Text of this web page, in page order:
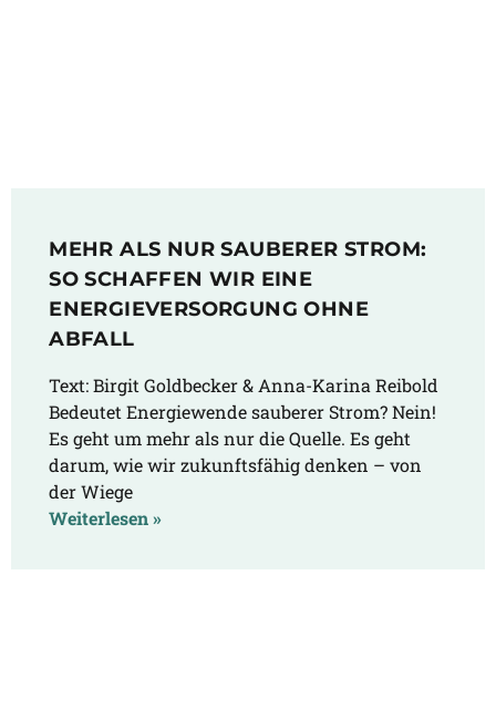
MEHR ALS NUR SAUBERER STROM:
SO SCHAFFEN WIR EINE
ENERGIEVERSORGUNG OHNE
ABFALL
Text: Birgit Goldbecker & Anna-Karina Reibold ​​
Bedeutet Energiewende sauberer Strom? Nein!
Es geht um mehr als nur die Quelle. Es geht
darum, wie wir zukunftsfähig denken – von
der Wiege
Weiterlesen »